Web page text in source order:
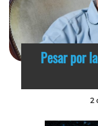
Pesar por
2